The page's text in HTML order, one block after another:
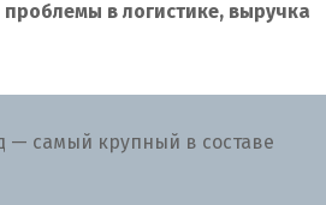
в логистике, выручка
— самый крупный в составе